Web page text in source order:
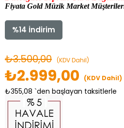
Fiyata Gold Müzik Market
%14 İndirim
₺3.500,00 (KDV Dahil)
₺2.999,00 (KDV Dahil)
₺355,08 `den başlayan taksitlerle